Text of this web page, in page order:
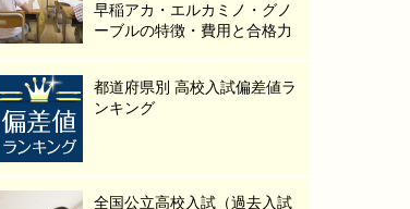
早稲アカ・エルカミノ・グノ
ーブルの特徴・費用と合格力
都道府県別 高校入試偏差値ラ
ンキング
全国公立高校入試（過去入試